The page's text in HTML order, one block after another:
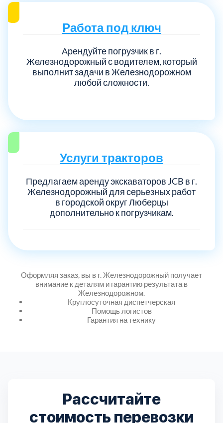
Работа под ключ
Арендуйте погрузчик в г.
Железнодорожный с водителем, который
выполнит задачи в Железнодорожном
любой сложности.
Услуги тракторов
Предлагаем аренду экскаваторов JCB в г.
Железнодорожный для серьезных работ
в городской округ Люберцы
дополнительно к погрузчикам.
Оформляя заказ, вы в г. Железнодорожный получает
внимание к деталям и гарантию результата в
Железнодорожном.
Круглосуточная диспетчерская
Помощь логистов
Гарантия на технику
Рассчитайте
стоимость перевозки
Дмитровский
Дубна